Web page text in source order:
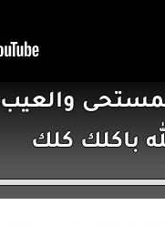
والعيب
باكلك كلك
العينماأحلاك